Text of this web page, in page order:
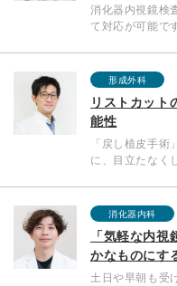
消化器内視鏡検
て対応が可能で
形成外科
リストカット
能性
「戻し植皮手
に、目立たなく
消化器内科
「気軽な内
かなものにす
土日や早朝も受